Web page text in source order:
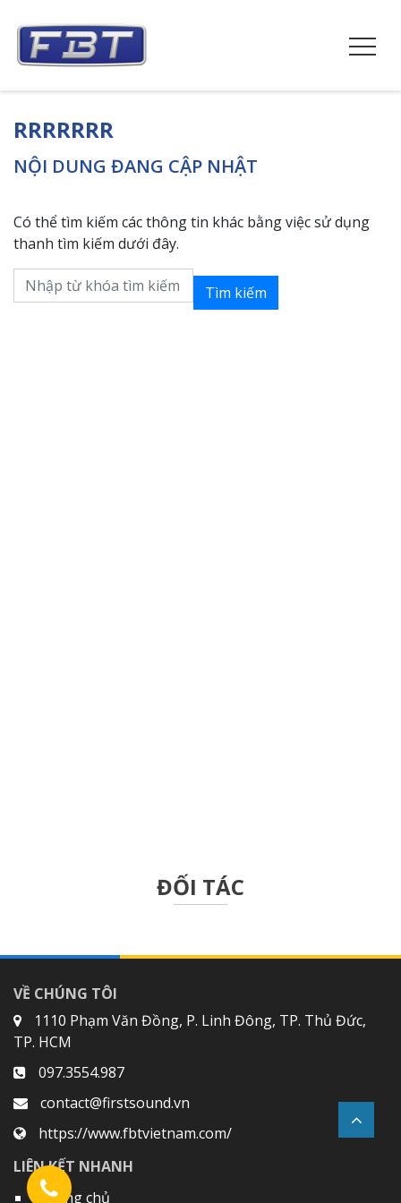
RRRRRRR
NỘI DUNG ĐANG CẬP NHẬT
Có thể tìm kiếm các thông tin khác bằng việc sử dụng
thanh tìm kiếm dưới đây.
Tìm kiếm
ĐỐI TÁC
VỀ CHÚNG TÔI
1110 Phạm Văn Đồng, P. Linh Đông, TP. Thủ Đức,
TP. HCM
097.3554.987
contact@firstsound.vn
https://www.fbtvietnam.com/
LIÊN KẾT NHANH
Trang chủ